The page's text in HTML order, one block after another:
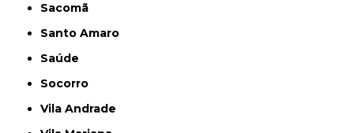
Sacomã
Santo Amaro
Saúde
Socorro
Vila Andrade